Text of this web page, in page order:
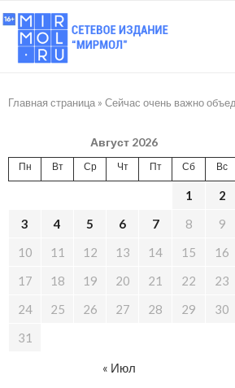
Главная страница » Сейчас очень важно
Август 2026
Пн Вт Ср Чт Пт Сб Вс
1
2
3
4 5 6 7 8
9
10
11 12 13 14 15
16
17
18 19 20 21 22
23
24
25 26 27 28 29
30
31
« Июл